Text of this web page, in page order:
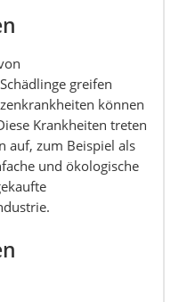
greifen
können
Krankheiten treten
auf, zum Beispiel als
und ökologische